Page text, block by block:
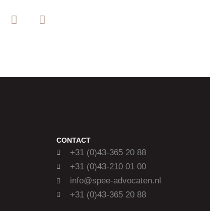
CONTACT
+31 (0)43-365 20 88
+31 (0)43-210 01 00
info@spee-advocaten.nl
+31 (0)43-365 20 88